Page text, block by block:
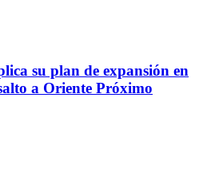
su plan de expansión en
a Oriente Próximo